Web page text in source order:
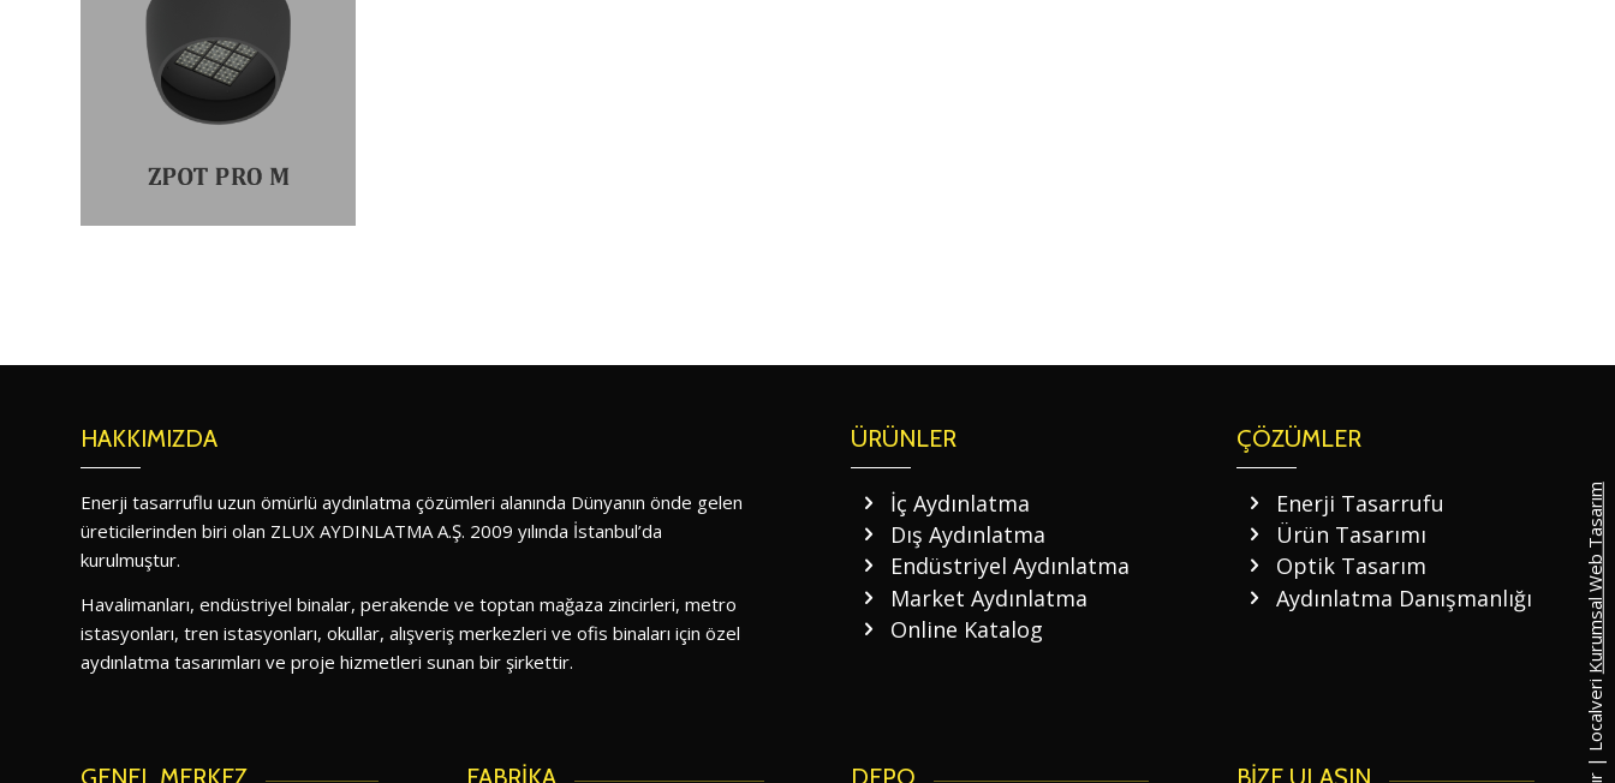
HAKKIMIZDA
Enerji tasarruflu uzun ömürlü aydınlatma çözümleri alanında Dünyanın önde gelen
üreticilerinden biri olan ZLUX AYDINLATMA A.Ş. 2009 yılında İstanbul’da
kurulmuştur.
Havalimanları, endüstriyel binalar, perakende ve toptan mağaza zincirleri, metro
istasyonları, tren istasyonları, okullar, alışveriş merkezleri ve ofis binaları için özel
aydınlatma tasarımları ve proje hizmetleri sunan bir şirkettir.
ÜRÜNLER
İç Aydınlatma
Dış Aydınlatma
Endüstriyel Aydınlatma
Market Aydınlatma
Online Katalog
ÇÖZÜMLER
Enerji Tasarrufu
Ürün Tasarımı
Optik Tasarım
Aydınlatma Danışmanlığı
GENEL MERKEZ FABRİKA DEPO BİZE ULAŞIN
Kurumsal Web Tasarım